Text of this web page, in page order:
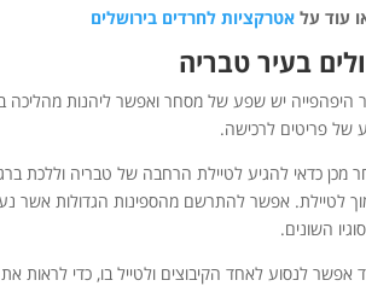
עוד על אטרקציות לחרדים בירושלים
בעיר טבריה
היפהפייה יש שפע של מסחר ואפשר ליהנות מהליכה
של פריטים לרכישה.
מכן כדאי להגיע לטיילת הרחבה של טבריה וללכת
לטיילת. אפשר להתרשם מהספינות הגדולות אשר
השונים.
אפשר לנסוע לאחד הקיבוצים ולטייל בו, כדי לראות